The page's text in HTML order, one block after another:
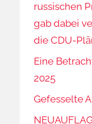
russischen
gab dabei
die CDU-
Eine
2025
Gefesselte